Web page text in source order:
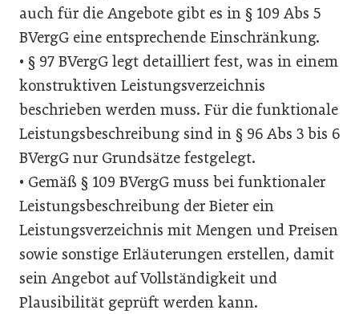
auch für die Angebote gibt es in § 109 Abs 5
BVergG eine entsprechende Einschränkung.
• § 97 BVergG legt detailliert fest, was in einem
konstruktiven Leistungsverzeichnis
beschrieben werden muss. Für die funktionale
Leistungsbeschreibung sind in § 96 Abs 3 bis 6
BVergG nur Grundsätze festgelegt.
• Gemäß § 109 BVergG muss bei funktionaler
Leistungsbeschreibung der Bieter ein
Leistungsverzeichnis mit Mengen und Preisen
sowie sonstige Erläuterungen erstellen, damit
sein Angebot auf Vollständigkeit und
Plausibilität geprüft werden kann.